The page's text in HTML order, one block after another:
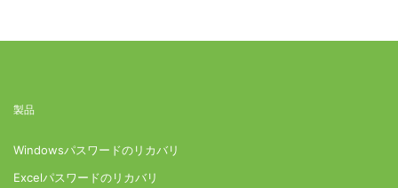
製品
Windowsパスワードのリカバリ
Excelパスワードのリカバリ